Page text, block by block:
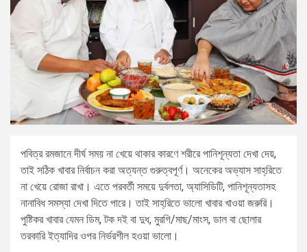
পবিত্র রমজানে দীর্ঘ সময় না খেয়ে থাকার কারণে শরীরে পানিশূন্যতা দেখা দেয়,
তাই সঠিক খাবার নির্বাচন করা অত্যন্ত গুরুত্বপূর্ণ। অনেকের অভ্যাস সাহ্‌রিতে
না খেয়ে রোজা রাখা। এতে পরবর্তী সময়ে দুর্বলতা, অ্যাসিডিটি, পানিশূন্যতাসহ
নানাবিধ সমস্যা দেখা দিতে পারে। তাই সাহ্‌রিতে ভালো খাবার খাওয়া জরুরি।
পুষ্টিকর খাবার যেমন ডিম, টক দই বা দুধ, মুরগি/মাছ/মাংস, ডাল বা ছোলার
তরকারি ইত্যাদির ওপর নির্ভরশীল হওয়া ভালো।